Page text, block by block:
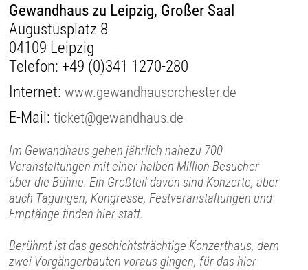
Gewandhaus zu Leipzig, Großer Saal
Augustusplatz 8
04109 Leipzig
Telefon: +49 (0)341 1270-280
Internet:www.gewandhausorchester.de
E-Mail:ticket@gewandhaus.de
Im Gewandhaus gehen jährlich nahezu 700
Veranstaltungen mit einer halben Million Besucher
über die Bühne. Ein Großteil davon sind Konzerte, aber
auch Tagungen, Kongresse, Festveranstaltungen und
Empfänge finden hier statt.
Berühmt ist das geschichtsträchtige Konzerthaus, dem
zwei Vorgängerbauten voraus gingen, für das hier